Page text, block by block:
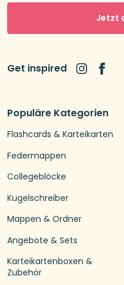
Populäre Kategorien
Flashcards & Karteikarten
Federmappen
Collegeblöcke
Kugelschreiber
Mappen & Ordner
Angebote & Sets
Karteikartenboxen &
Zubehör
Jetzt
Get inspired